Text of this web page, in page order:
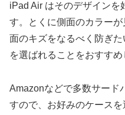
iPad Air はそのデザインを
す。とくに側面のカラー
面のキズをなるべく防ぎ
を選ばれることをおすすめ
Amazonなどで多数サード
すので、お好みのケース